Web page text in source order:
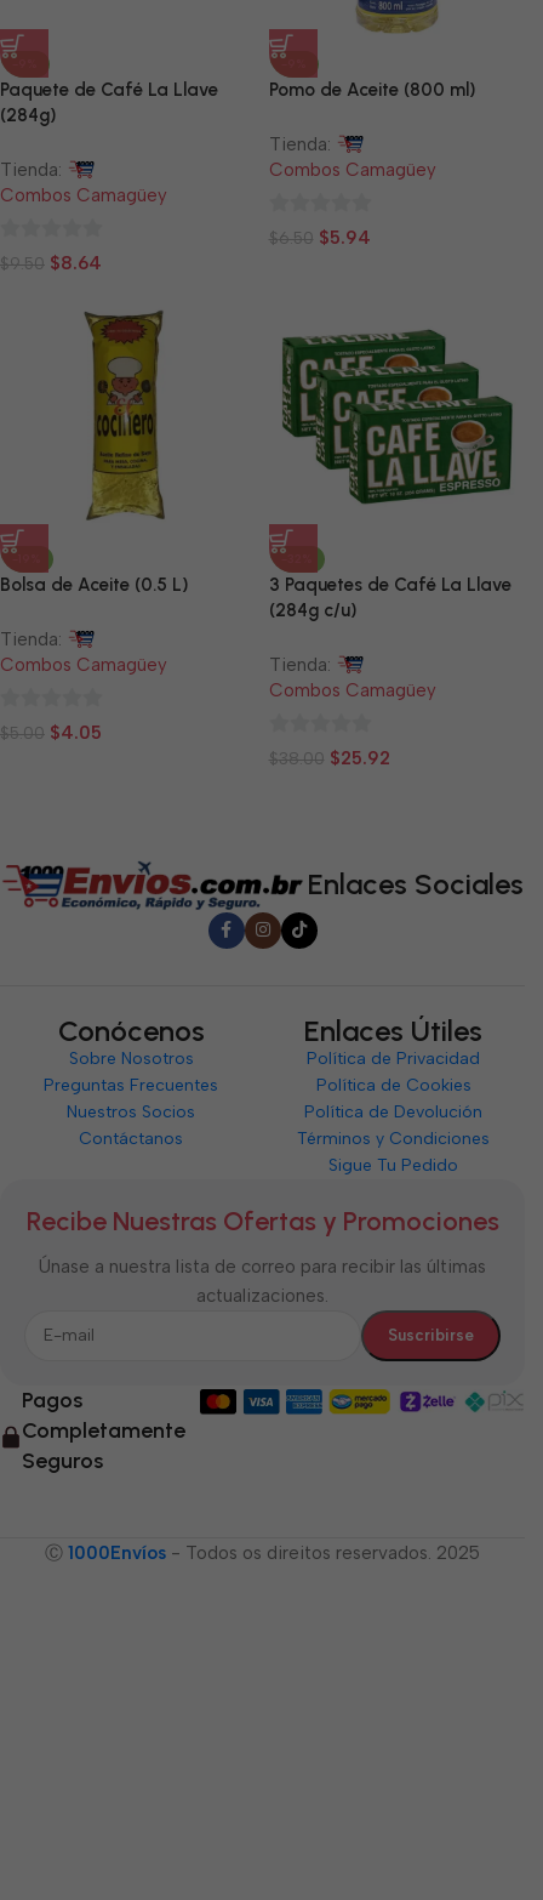
-9%
Paquete de Café La Llave
(284g)
Tienda:
Combos Camagüey
0
$9.50 $8.64
-9%
Pomo de Aceite (800 ml)
Tienda:
Combos Camagüey
0
$6.50 $5.94
-19%
Bolsa de Aceite (0.5 L)
Tienda:
Combos Camagüey
0
$5.00 $4.05
-32%
3 Paquetes de Café La Llave
(284g c/u)
Tienda:
Combos Camagüey
0
$38.00 $25.92
Enlaces Sociales
Conócenos
Sobre Nosotros
Preguntas Frecuentes
Nuestros Socios
Contáctanos
Enlaces Útiles
Política de Privacidad
Política de Cookies
Política de Devolución
Términos y Condiciones
Sigue Tu Pedido
Recibe Nuestras Ofertas y Promociones
Únase a nuestra lista de correo para recibir las últimas
actualizaciones.
Pagos
Completamente
Seguros
Ⓒ 1000Envíos - Todos os direitos reservados. 2025